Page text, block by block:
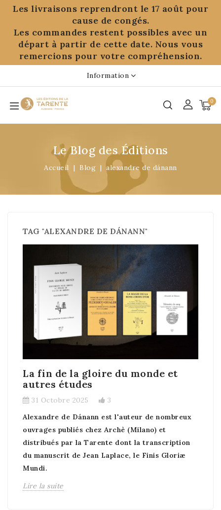
Les livraisons reprendront le 17 août pour
cause de congés.
Les commandes restent possibles avec un
départ à partir de cette date. Nous vous
remercions pour votre compréhension.
Information
0
Le Blog des Éditions
Accueil Blog alexandre de dánann
TAG "ALEXANDRE DE DÁNANN"
La fin de la gloire du monde et
autres études
31 Octobre 2025
3
Alexandre de Dánann est l'auteur de nombreux
ouvrages publiés chez Archè (Milano) et
distribués par la Tarente dont la transcription
du manuscrit de Jean Laplace, le Finis Gloriæ
Mundi.
Lire la suite
Panneau de gestion des cookies